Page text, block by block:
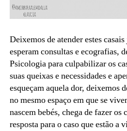
Deixemos de atender estes
esperam consultas e ecografias,
Psicologia para culpabilizar os
suas queixas e necessidades e
esqueçam aquela dor, deixemos
no mesmo espaço em que se
nascem bebés, chega de fazer os
resposta para o caso que estão a